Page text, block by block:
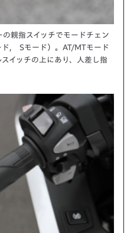
親指スイッチでモードチェン
, Sモード）。AT/MTモード
イッチの上にあり、人差し指